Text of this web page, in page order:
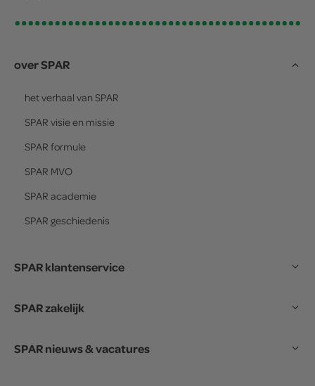
over SPAR
het verhaal van SPAR
SPAR visie en missie
SPAR formule
SPAR MVO
SPAR academie
SPAR geschiedenis
SPAR klantenservice
SPAR zakelijk
SPAR nieuws & vacatures